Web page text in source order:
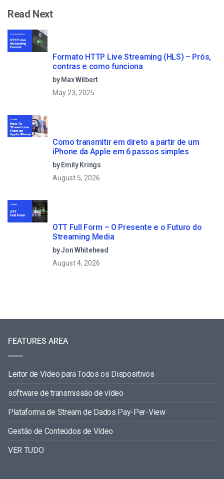
Read Next
Formato HTTP Live Streaming (HLS) – Prós,
contras e como funciona
by Max Wilbert
May 23, 2025
Como transmitir em direto a partir de um
iPhone da Apple em 6 passos simples
by Emily Krings
August 5, 2026
OTT Full Form – O Presente e o Futuro do
Streaming Media
by Jon Whitehead
August 4, 2026
FEATURES AREA
Leitor de Vídeo para Todos os Dispositivos
software de transmissão de vídeo
Plataforma de Stream de Dados Pay-Per-View
Gestão de Conteúdos de Vídeo
VER TUDO